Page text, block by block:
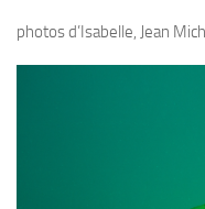
photos d’Isabelle, Jean